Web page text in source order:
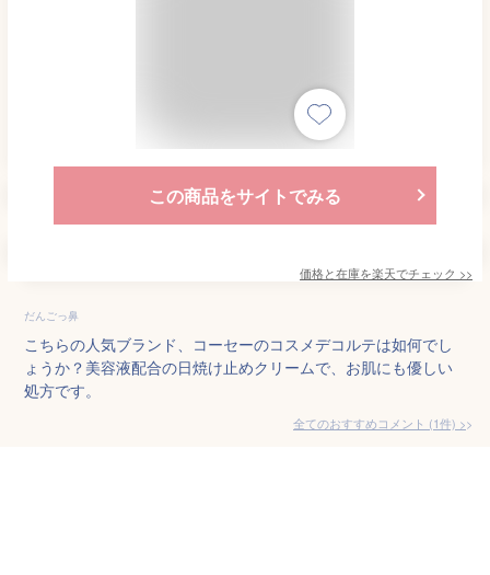
この商品をサイトでみる
価格と在庫を楽天でチェック >>
だんごっ鼻
こちらの人気ブランド、コーセーのコスメデコルテは如何でし
ょうか？美容液配合の日焼け止めクリームで、お肌にも優しい
処方です。
全てのおすすめコメント (1件) >